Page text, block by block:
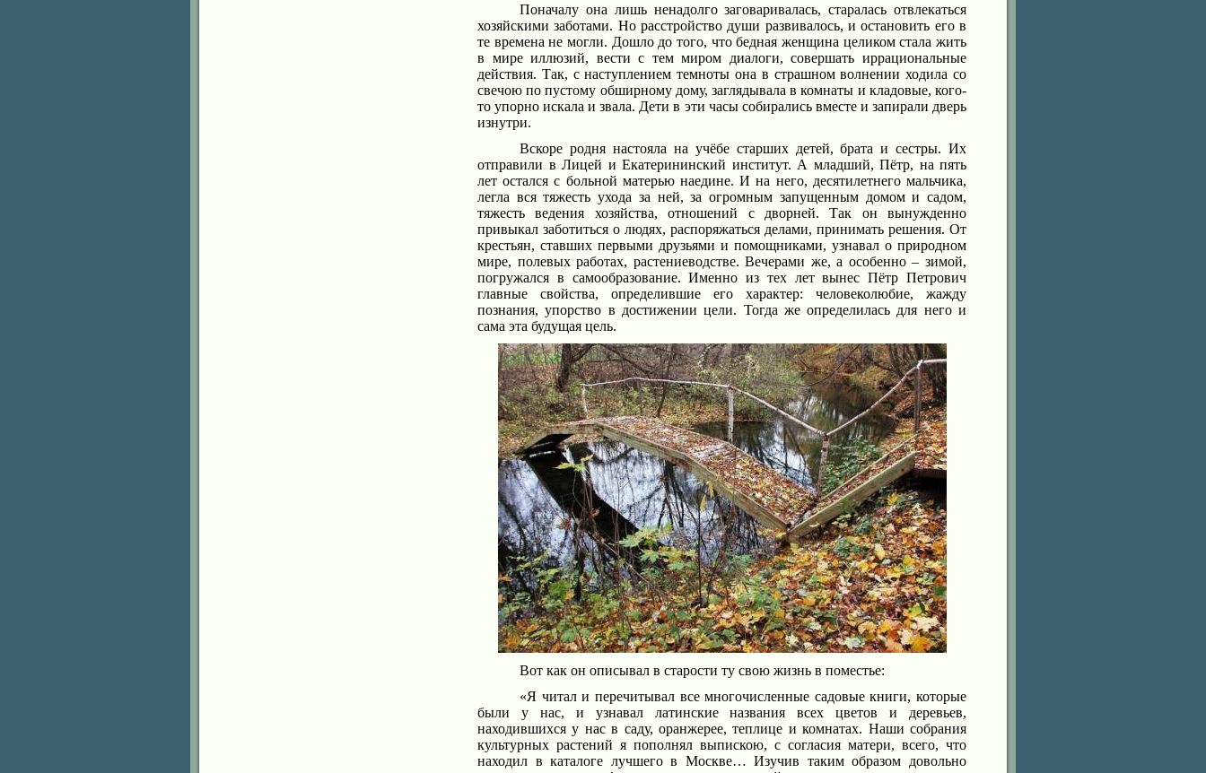
Поначалу она лишь ненадолго заговаривалась, старалась отвлекаться
хозяйскими заботами. Но расстройство души развивалось, и остановить его в
те времена не могли. Дошло до того, что бедная женщина целиком стала жить
в мире иллюзий, вести с тем миром диалоги, совершать иррациональные
действия. Так, с наступлением темноты она в страшном волнении ходила со
свечою по пустому обширному дому, заглядывала в комнаты и кладовые, кого-
то упорно искала и звала. Дети в эти часы собирались вместе и запирали дверь
изнутри.
Вскоре родня настояла на учёбе старших детей, брата и сестры. Их
отправили в Лицей и Екатерининский институт. А младший, Пётр, на пять
лет остался с больной матерью наедине. И на него, десятилетнего мальчика,
легла вся тяжесть ухода за ней, за огромным запущенным домом и садом,
тяжесть ведения хозяйства, отношений с дворней. Так он вынужденно
привыкал заботиться о людях, распоряжаться делами, принимать решения. От
крестьян, ставших первыми друзьями и помощниками, узнавал о природном
мире, полевых работах, растениеводстве. Вечерами же, а особенно – зимой,
погружался в самообразование. Именно из тех лет вынес Пётр Петрович
главные свойства, определившие его характер: человеколюбие, жажду
познания, упорство в достижении цели. Тогда же определилась для него и
сама эта будущая цель.
Вот как он описывал в старости ту свою жизнь в поместье:
«Я читал и перечитывал все многочисленные садовые книги, которые
были у нас, и узнавал латинские названия всех цветов и деревьев,
находившихся у нас в саду, оранжерее, теплице и комнатах. Наши собрания
культурных растений я пополнял выпискою, с согласия матери, всего, что
находил в каталоге лучшего в Москве… Изучив таким образом довольно